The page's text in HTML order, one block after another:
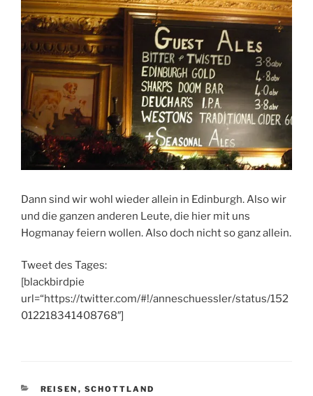
Dann sind wir wohl wieder allein in Edinburgh. Also wir
und die ganzen anderen Leute, die hier mit uns
Hogmanay feiern wollen. Also doch nicht so ganz allein.
Tweet des Tages:
[blackbirdpie
url=“https://twitter.com/#!/anneschuessler/status/152
012218341408768″]
KATEGORIEN
REISEN , SCHOTTLAND